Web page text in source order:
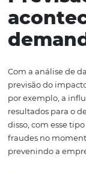
em planilhas
vêm preparados
antes eram
também
produtividade e